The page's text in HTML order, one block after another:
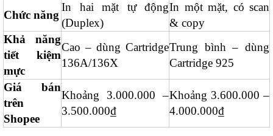
Chức năng
In hai mặt tự động
(Duplex)
In một mặt, có scan
& copy
Khả năng
tiết kiệm
mực
Cao – dùng Cartridge
136A/136X
Trung bình – dùng
Cartridge 925
Giá bán
trên
Shopee
Khoảng 3.000.000 –
3.500.000₫
Khoảng 3.600.000 –
4.000.000₫